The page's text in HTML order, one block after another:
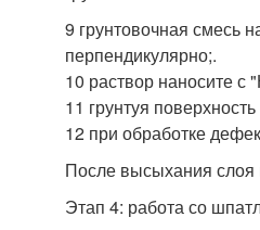
9 грунтовочная смесь
перпендикулярно;.
10 раствор наносите с
11 грунтуя
12 при обработке
После высыхания слоя
Этап 4: работа со